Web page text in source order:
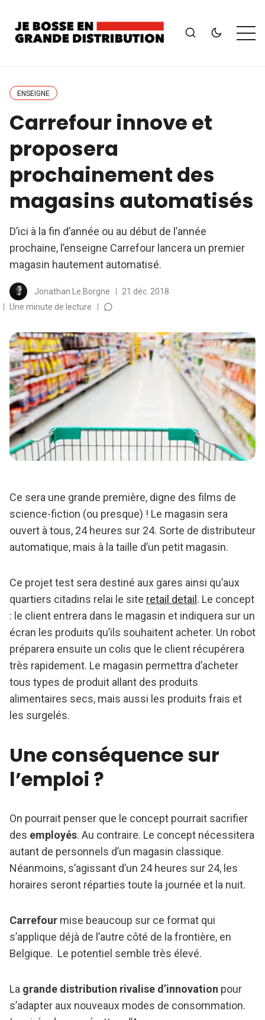
ENSEIGNE
Carrefour innove et
proposera
prochainement des
magasins automatisés
D’ici à la fin d’année ou au début de l’année
prochaine, l’enseigne Carrefour lancera un premier
magasin hautement automatisé.
Jonathan Le Borgne
21 déc. 2018
Une minute de lecture
Ce sera une grande première, digne des films de
science-fiction (ou presque) ! Le magasin sera
ouvert à tous, 24 heures sur 24. Sorte de distributeur
automatique, mais à la taille d’un petit magasin.
Ce projet test sera destiné aux gares ainsi qu’aux
quartiers citadins relai le site retail detail . Le concept
: le client entrera dans le magasin et indiquera sur un
écran les produits qu’ils souhaitent acheter. Un robot
préparera ensuite un colis que le client récupérera
très rapidement. Le magasin permettra d’acheter
tous types de produit allant des produits
alimentaires secs, mais aussi les produits frais et
les surgelés.
Une conséquence sur
l’emploi ?
On pourrait penser que le concept pourrait sacrifier
des employés. Au contraire. Le concept nécessitera
autant de personnels d’un magasin classique.
Néanmoins, s’agissant d’un 24 heures sur 24, les
horaires seront réparties toute la journée et la nuit.
Carrefour mise beaucoup sur ce format qui
s’applique déjà de l’autre côté de la frontière, en
Belgique. Le potentiel semble très élevé.
La grande distribution rivalise d’innovation pour
s’adapter aux nouveaux modes de consommation.